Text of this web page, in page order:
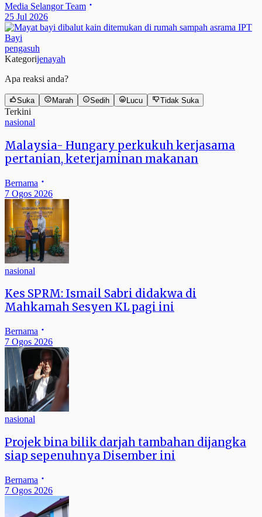
Media Selangor Team
25 Jul 2026
Bayi
pengasuh
Kategorijenayah
Apa reaksi anda?
Suka Marah Sedih Lucu Tidak Suka
Terkini
nasional
Malaysia- Hungary perkukuh kerjasama
pertanian, keterjaminan makanan
Bernama
7 Ogos 2026
nasional
Kes SPRM: Ismail Sabri didakwa di
Mahkamah Sesyen KL pagi ini
Bernama
7 Ogos 2026
nasional
Projek bina bilik darjah tambahan dijangka
siap sepenuhnya Disember ini
Bernama
7 Ogos 2026